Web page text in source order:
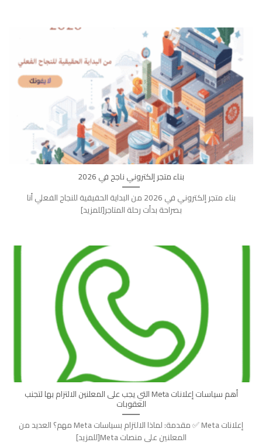
بناء متجر إلكتروني ناجح في 2026
بناء متجر إلكتروني في 2026 من البداية الحقيقية للنجاح الفعلي أنا
بصراحة بدأت رحلة المتاجر[للمزيد]
أهم سياسات إعلانات Meta التي يجب على المعلنين الالتزام بها لتجنب
العقوبات
إعلانات Meta ✅ مقدمة: لماذا الالتزام بسياسات Meta مهم؟ العديد من
المعلنين على منصات Meta[للمزيد]